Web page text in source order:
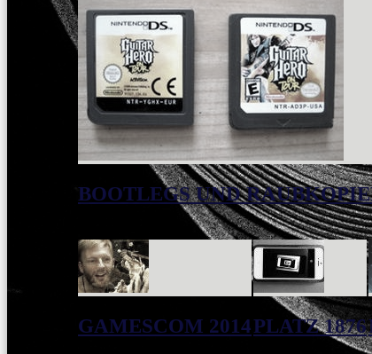
BOOTLEGS UND
GAMESCOM 2014PLATZ 1876